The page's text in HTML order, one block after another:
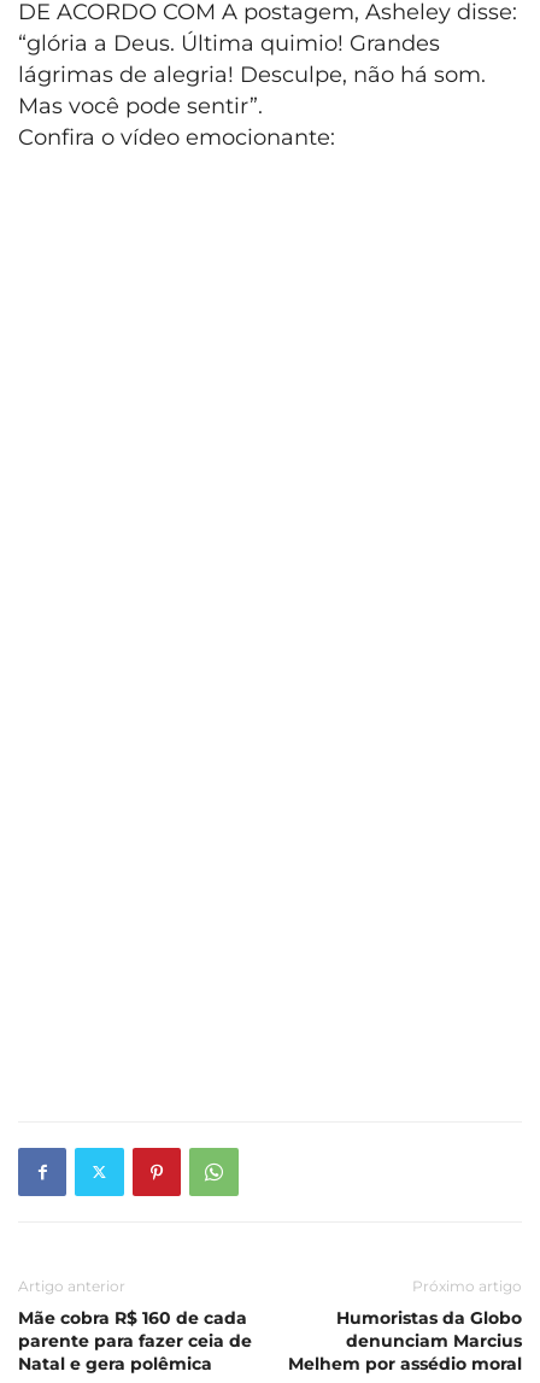
DE ACORDO COM A postagem, Asheley disse:
“glória a Deus. Última quimio! Grandes
lágrimas de alegria! Desculpe, não há som.
Mas você pode sentir”.
Confira o vídeo emocionante:
Artigo anterior
Mãe cobra R$ 160 de cada
parente para fazer ceia de
Natal e gera polêmica
Próximo artigo
Humoristas da Globo
denunciam Marcius
Melhem por assédio moral